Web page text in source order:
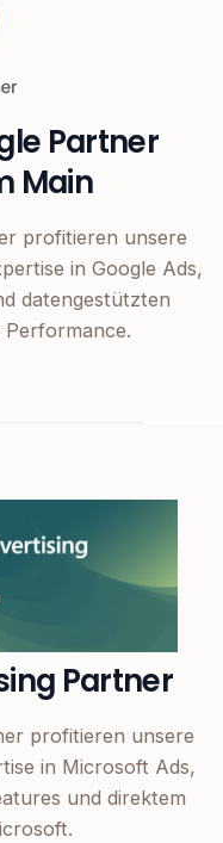
Partner
Main
profitieren unsere
in Google Ads,
datengestützten
Partner
profitieren unsere
in Microsoft Ads,
und direktem